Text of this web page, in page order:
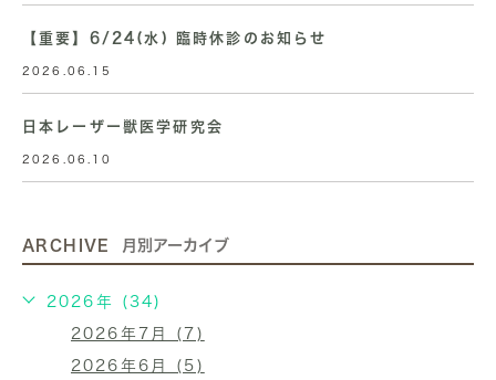
【重要】6/24(水) 臨時休診のお知らせ
2026.06.15
日本レーザー獣医学研究会
2026.06.10
ARCHIVE 月別アーカイブ
2026年 (34)
2026年7月 (7)
2026年6月 (5)